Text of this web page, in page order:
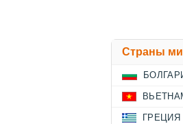
Страны
ГРЕЦИЯ